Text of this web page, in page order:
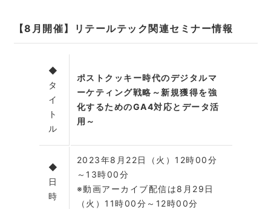
【8月開催】リテールテック関連セミナー情報
◆
タ
イ
ト
ル
ポストクッキー時代のデジタルマ
ーケティング戦略～新規獲得を強
化するためのGA4対応とデータ活
用～
◆
日
時
2023年8月22日（火）12時00分
～13時00分
※動画アーカイブ配信は8月29日
（火）11時00分～12時00分